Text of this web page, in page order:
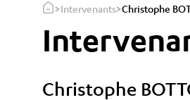
>Intervenants>Christophe
Christophe